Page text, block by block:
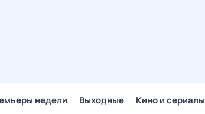
недели Выходные Кино и сериалы